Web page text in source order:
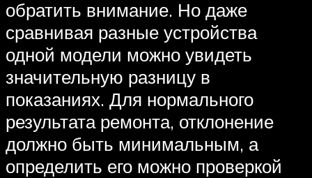
обратить внимание. Но даже
сравнивая разные устройства
одной модели можно увидеть
значительную разницу в
показаниях. Для нормального
результата ремонта, отклонение
должно быть минимальным, а
определить его можно проверкой